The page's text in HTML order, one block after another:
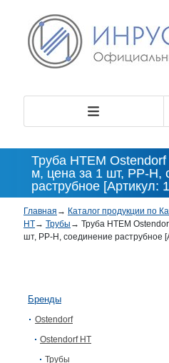
Труба HTEM
м, цена за 1 шт, PP-H,
раструбное [Артикул:
Главная → Каталог продукции по
HT→ Трубы → Труба HTEM
шт, PP-H, соединение раструбное
Бренды
Ostendorf
Ostendorf HT
Трубы